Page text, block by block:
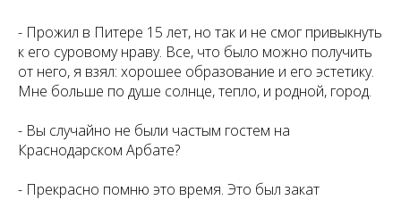
- Прожил в Питере 15 лет, но так и не смог привыкнуть
к его суровому нраву. Все, что было можно получить
от него, я взял: хорошее образование и его эстетику.
Мне больше по душе солнце, тепло, и родной, город.
- Вы случайно не были частым гостем на
Краснодарском Арбате?
- Прекрасно помню это время. Это был закат